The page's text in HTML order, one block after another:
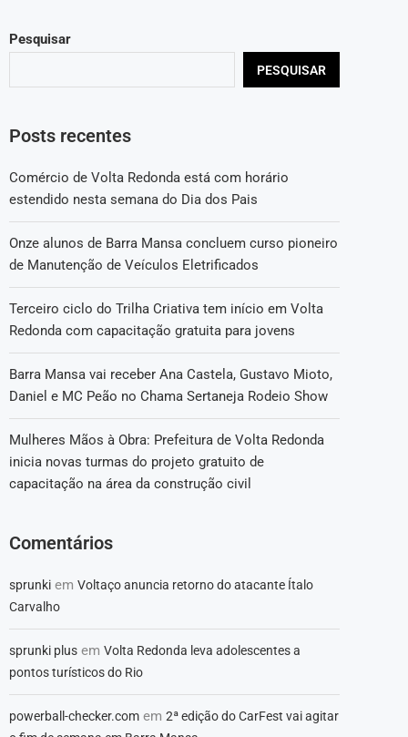
Pesquisar
PESQUISAR
Posts recentes
Comércio de Volta Redonda está com horário
estendido nesta semana do Dia dos Pais
Onze alunos de Barra Mansa concluem curso pioneiro
de Manutenção de Veículos Eletrificados
Terceiro ciclo do Trilha Criativa tem início em Volta
Redonda com capacitação gratuita para jovens
Barra Mansa vai receber Ana Castela, Gustavo Mioto,
Daniel e MC Peão no Chama Sertaneja Rodeio Show
Mulheres Mãos à Obra: Prefeitura de Volta Redonda
inicia novas turmas do projeto gratuito de
capacitação na área da construção civil
Comentários
sprunki em Voltaço anuncia retorno do atacante Ítalo
Carvalho
sprunki plus em Volta Redonda leva adolescentes a
pontos turísticos do Rio
powerball-checker.com em 2ª edição do CarFest vai agitar